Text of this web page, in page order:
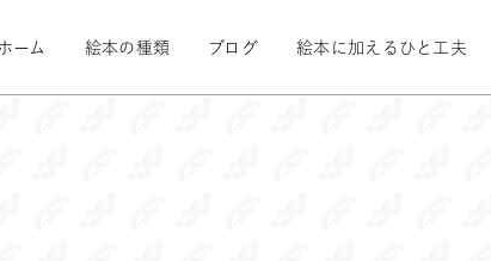
ーム 絵本の種類 ブログ 絵本に加えるひと工夫